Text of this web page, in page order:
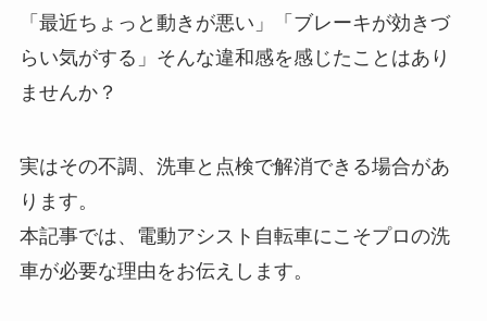
「最近ちょっと動きが悪い」「ブレーキが効きづ
らい気がする」そんな違和感を感じたことはあり
ませんか？
実はその不調、洗車と点検で解消できる場合があ
ります。
本記事では、電動アシスト自転車にこそプロの洗
車が必要な理由をお伝えします。